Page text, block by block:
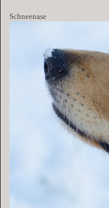
Schneenase